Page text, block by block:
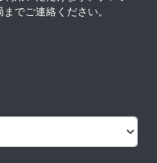
でご連絡ください。